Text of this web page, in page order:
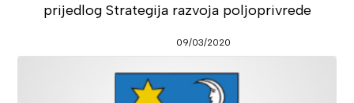
prijedlog Strategija razvoja poljoprivrede
09/03/2020